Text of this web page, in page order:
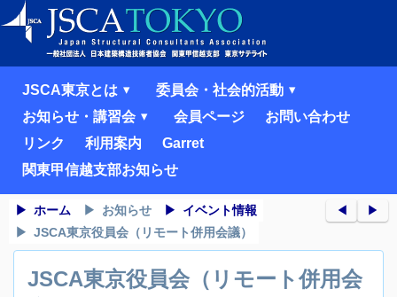
JSCA東京とは
委員会・社会的活動
お知らせ・講習会
会員ページ
お問い合わせ
リンク
利用案内
Garret
関東甲信越支部お知らせ
ホーム お知らせ
イベント情報
JSCA東京役員会（リモート併用会議）
◀︎ ▶︎
JSCA東京役員会（リモート併用会